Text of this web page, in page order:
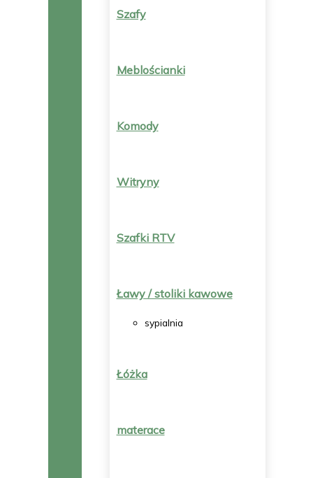
Szafy
Meblościanki
Komody
Witryny
Szafki RTV
Ławy / stoliki kawowe
sypialnia
Łóżka
materace